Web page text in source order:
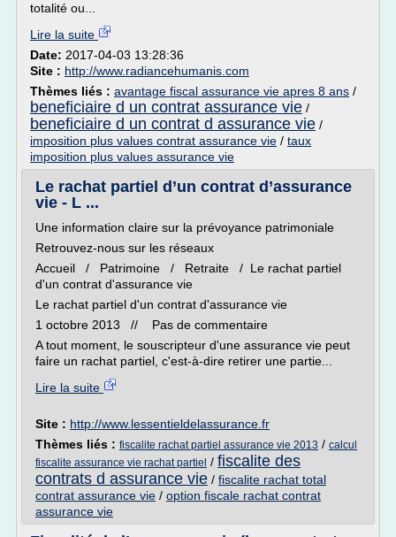
totalité ou...
Lire la suite
Date: 2017-04-03 13:28:36
Site : http://www.radiancehumanis.com
Thèmes liés : avantage fiscal assurance vie apres 8 ans /
beneficiaire d un contrat assurance vie /
beneficiaire d un contrat d assurance vie /
imposition plus values contrat assurance vie / taux
imposition plus values assurance vie
Le rachat partiel d’un contrat d’assurance
vie - L ...
Une information claire sur la prévoyance patrimoniale
Retrouvez-nous sur les réseaux
Accueil / Patrimoine / Retraite / Le rachat partiel
d'un contrat d'assurance vie
Le rachat partiel d'un contrat d'assurance vie
1 octobre 2013 // Pas de commentaire
A tout moment, le souscripteur d'une assurance vie peut
faire un rachat partiel, c'est-à-dire retirer une partie...
Lire la suite
Site : http://www.lessentieldelassurance.fr
Thèmes liés : fiscalite rachat partiel assurance vie 2013 / calcul
fiscalite assurance vie rachat partiel / fiscalite des
contrats d assurance vie / fiscalite rachat total
contrat assurance vie / option fiscale rachat contrat
assurance vie